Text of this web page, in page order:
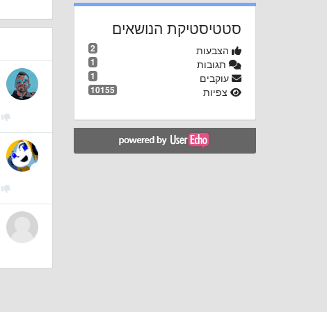
סטטיסטיקת הנושאים
2 הצבעות
1 תגובות
1 עוקבים
10155 צפיות